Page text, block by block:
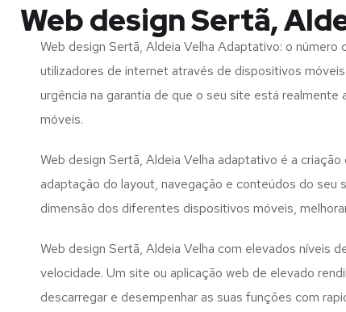
Web design Sertã,
Web design Sertã, Aldeia Velha Adaptativo: o número
utilizadores de internet através de dispositivos
urgência na garantia de que o seu site está realmente
móveis.
Web design Sertã, Aldeia Velha adaptativo é a
adaptação do layout, navegação e conteúdos do seu
dimensão dos diferentes dispositivos móveis,
Web design Sertã, Aldeia Velha com elevados níveis
velocidade. Um site ou aplicação web de elevado
descarregar e desempenhar as suas funções com